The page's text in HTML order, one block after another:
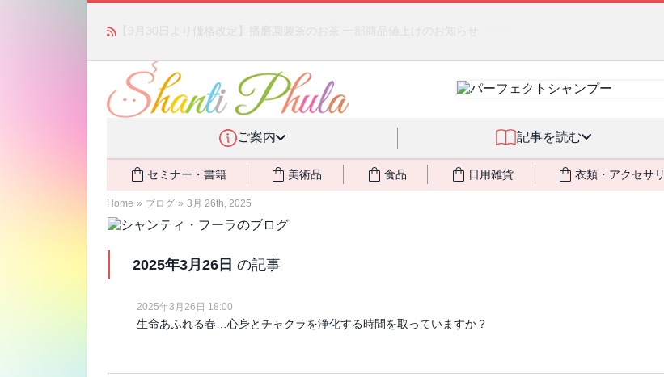
ご案内 記事を読む
セミナー・書籍 美術品 食品 日用雑貨 衣類・アクセサリ
Home » ブログ » 3月 26th, 2025
2025年3月26日 の記事
2025年3月26日 18:00
生命あふれる春…心身とチャクラを浄化する時間を取っていますか？